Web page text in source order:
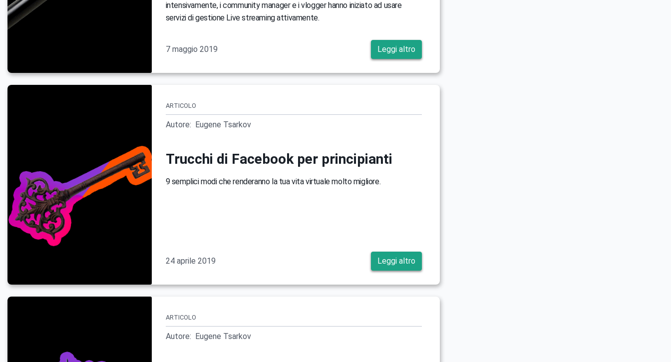
intensivamente, i community manager e i vlogger hanno iniziato ad usare
servizi di gestione Live streaming attivamente.
7 maggio 2019 Leggi altro
ARTICOLO
Autore: Eugene Tsarkov
Trucchi di Facebook per principianti
9 semplici modi che renderanno la tua vita virtuale molto migliore.
24 aprile 2019 Leggi altro
ARTICOLO
Autore: Eugene Tsarkov